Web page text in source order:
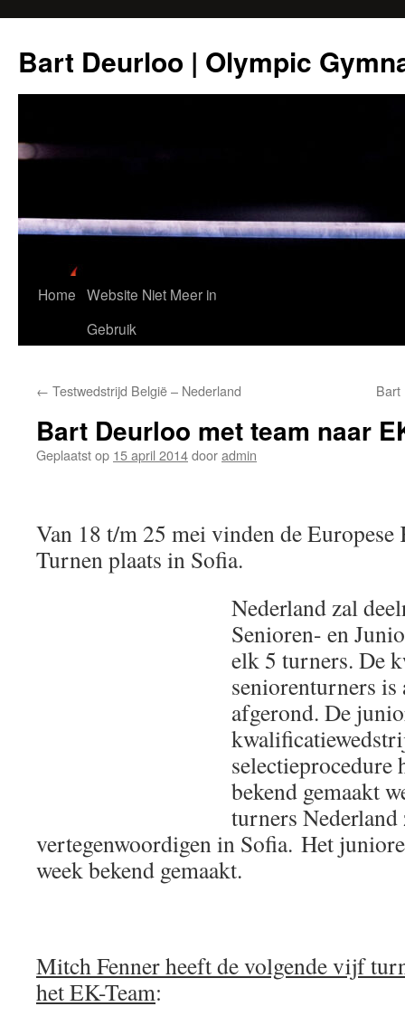
de
inhoud
Bart Deurloo | Olympic
Home Website Niet Meer in
Gebruik
← Testwedstrijd België – Nederland Bart
Bart Deurloo met team naar
Geplaatst op 15 april 2014dooradmin
Van 18 t/m 25 mei vinden de Europese
Turnen plaats in Sofia.
Nederland zal
Senioren- en
elk 5 turners. De
seniorenturners is
afgerond. De
selectieprocedure
bekend gemaakt
turners Nederland
vertegenwoordigen in Sofia. Het
week bekend gemaakt.
Mitch Fenner heeft de volgende vijf
het EK-Team: